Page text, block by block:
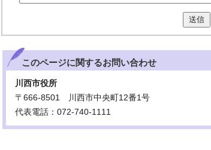
送信
このページに関するお問い合わせ
川西市役所
〒666-8501 川西市中央町12番1号
代表電話：072-740-1111